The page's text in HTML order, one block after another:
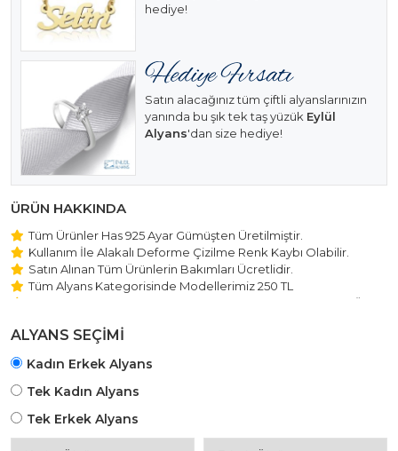
hediye!
Satın alacağınız tüm çiftli alyanslarınızın
yanında bu şık tek taş yüzük Eylül
Alyans'dan size hediye!
ÜRÜN HAKKINDA
Tüm Ürünler Has 925 Ayar Gümüşten Üretilmiştir.
Kullanım İle Alakalı Deforme Çizilme Renk Kaybı Olabilir.
Satın Alınan Tüm Ürünlerin Bakımları Ücretlidir.
Tüm Alyans Kategorisinde Modellerimiz 250 TL
Beştaş Tektaş Kolye ve Bileklik Modellerimiz 150 TL Sabit Ücret
ALYANS SEÇİMİ
Kadın Erkek Alyans
Tek Kadın Alyans
Tek Erkek Alyans